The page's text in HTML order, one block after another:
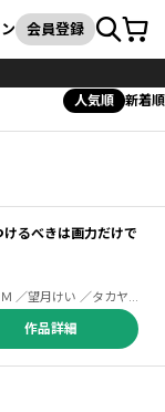
検索
会員登録カート
人気順 新着順
るべきは画力だけで
作品詳細